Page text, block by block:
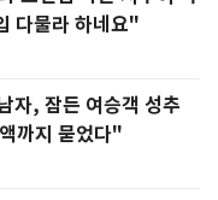
다물라 하네요"
자, 잠든 여승객 성추
까지 묻었다"